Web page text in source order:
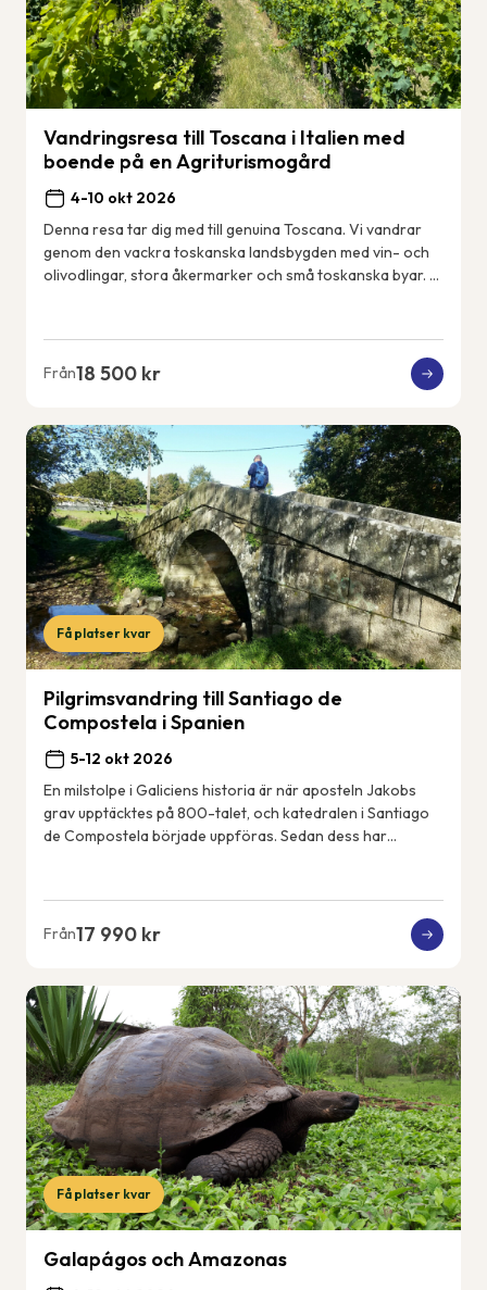
Vandringsresa till Toscana i Italien med
boende på en Agriturismogård
4-10 okt 2026
Denna resa tar dig med till genuina Toscana. Vi vandrar
genom den vackra toskanska landsbygden med vin- och
olivodlingar, stora åkermarker och små toskanska byar. Vi
Från18 500 kr
Få platser kvar
Pilgrimsvandring till Santiago de
Compostela i Spanien
5-12 okt 2026
En milstolpe i Galiciens historia är när aposteln Jakobs
grav upptäcktes på 800-talet, och katedralen i Santiago
de Compostela började uppföras. Sedan dess har
Från17 990 kr
Få platser kvar
Galapágos och Amazonas